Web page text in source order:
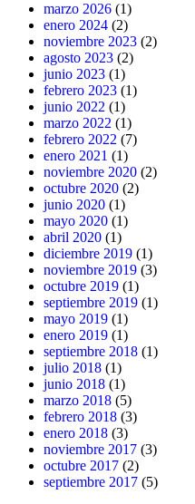
marzo 2026 (1)
enero 2024 (2)
noviembre 2023 (2)
agosto 2023 (2)
junio 2023 (1)
febrero 2023 (1)
junio 2022 (1)
marzo 2022 (1)
febrero 2022 (7)
enero 2021 (1)
noviembre 2020 (2)
octubre 2020 (2)
junio 2020 (1)
mayo 2020 (1)
abril 2020 (1)
diciembre 2019 (1)
noviembre 2019 (3)
octubre 2019 (1)
septiembre 2019 (1)
mayo 2019 (1)
enero 2019 (1)
septiembre 2018 (1)
julio 2018 (1)
junio 2018 (1)
marzo 2018 (5)
febrero 2018 (3)
enero 2018 (3)
noviembre 2017 (3)
octubre 2017 (2)
septiembre 2017 (5)